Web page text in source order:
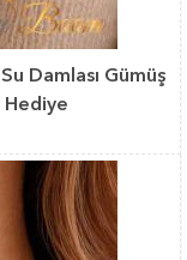
Damlası Gümüş
Hediye